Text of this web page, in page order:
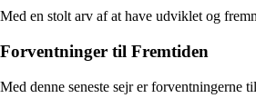
Med en stolt arv af at have udviklet og
Forventninger til Fremtiden
Med denne seneste sejr er forventningerne